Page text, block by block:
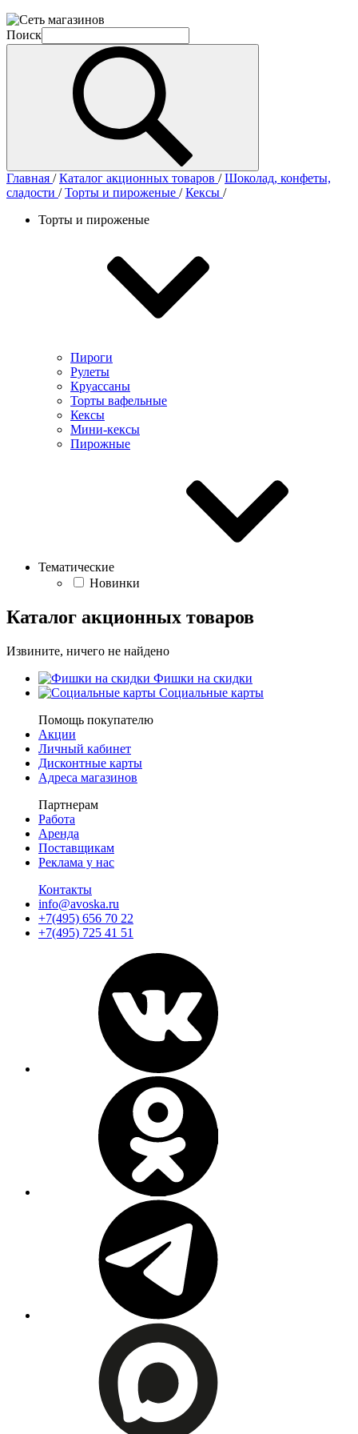
Поиск
Главная /Каталог акционных товаров /Шоколад, конфеты,
сладости /Торты и пироженые /Кексы /
Торты и пироженые
Пироги
Рулеты
Круассаны
Торты вафельные
Кексы
Мини-кексы
Пирожные
Тематические
Новинки
Каталог акционных товаров
Извините, ничего не найдено
Фишки на скидки
Социальные карты
Помощь покупателю
Акции
Личный кабинет
Дисконтные карты
Адреса магазинов
Партнерам
Работа
Аренда
Поставщикам
Реклама у нас
Контакты
info@avoska.ru
+7(495) 656 70 22
+7(495) 725 41 51